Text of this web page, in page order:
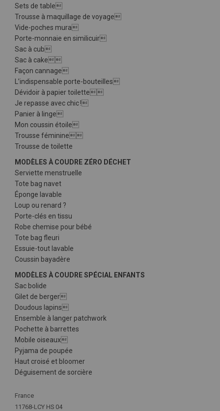
Sets de table
Trousse à maquillage de voyage
Vide-poches mura
Porte-monnaie en similicuir
Sac à cub
Sac à cake
Façon cannage
L’indispensable porte-bouteilles
Dévidoir à papier toilette
Je repasse avec chic !
Panier à linge
Mon coussin étoile
Trousse féminine
Trousse de toilette
MODÈLES À COUDRE ZÉRO DÉCHET
Serviette menstruelle
Tote bag navet
Éponge lavable
Loup ou renard ?
Porte-clés en tissu
Robe chemise pour bébé
Tote bag fleuri
Essuie-tout lavable
Coussin bayadère
MODÈLES À COUDRE SPÉCIAL ENFANTS
Sac bolide
Gilet de berger
Doudous lapins
Ensemble à langer patchwork
Pochette à barrettes
Mobile oiseaux
Pyjama de poupée
Haut croisé et bloomer
Déguisement de sorcière
Plus
d'infos
France
11768-LCY HS 04